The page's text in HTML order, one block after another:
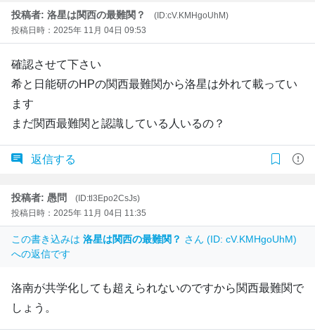
投稿者: 洛星は関西の最難関？
(ID:cV.KMHgoUhM)
投稿日時：2025年 11月 04日 09:53
確認させて下さい
希と日能研のHPの関西最難関から洛星は外れて載ってい
ます
まだ関西最難関と認識している人いるの？
返信する
投稿者: 愚問
(ID:tl3Epo2CsJs)
投稿日時：2025年 11月 04日 11:35
この書き込みは 洛星は関西の最難関？ さん (ID: cV.KMHgoUhM)
への返信です
洛南が共学化しても超えられないのですから関西最難関で
しょう。